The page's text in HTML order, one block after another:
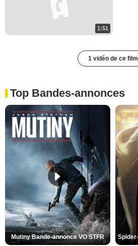
1:51
1 vidéo de ce film
Top Bandes-annonces
Mutiny Bande-annonce VO STFR